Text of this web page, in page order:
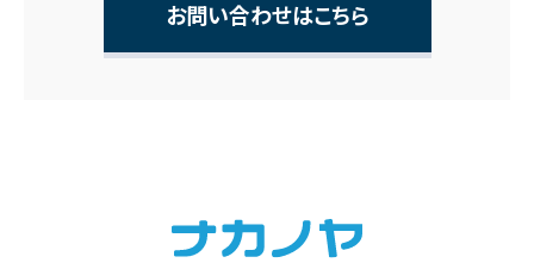
お問い合わせはこちら